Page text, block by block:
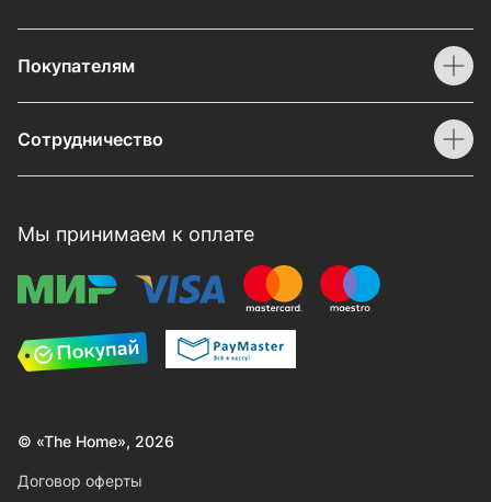
Покупателям
Сотрудничество
Мы принимаем к оплате
© «The Home», 2026
Договор оферты